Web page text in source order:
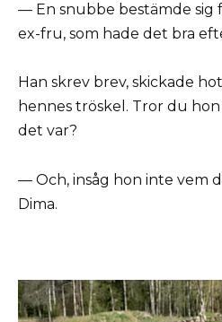
— En snubbe bestämde sig
ex-fru, som hade det bra
Han skrev brev, skickade
hennes tröskel. Tror du
det var?
— Och, insåg hon inte vem
Dima.